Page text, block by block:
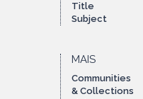
Title
Subject
MAIS
Communities
& Collections